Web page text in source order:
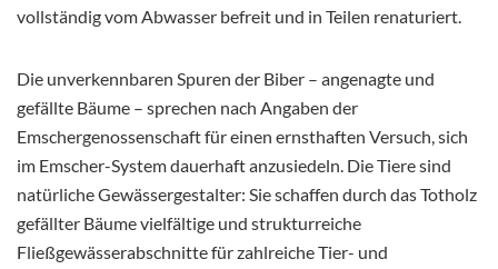
vollständig vom Abwasser befreit und in Teilen renaturiert.
Die unverkennbaren Spuren der Biber – angenagte und
gefällte Bäume – sprechen nach Angaben der
Emschergenossenschaft für einen ernsthaften Versuch, sich
im Emscher-System dauerhaft anzusiedeln. Die Tiere sind
natürliche Gewässergestalter: Sie schaffen durch das Totholz
gefällter Bäume vielfältige und strukturreiche
Fließgewässerabschnitte für zahlreiche Tier- und